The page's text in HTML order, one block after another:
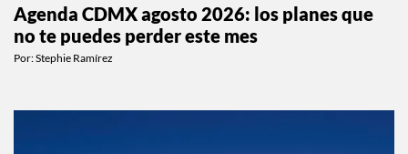
Agenda CDMX agosto 2026: los planes que
no te puedes perder este mes
Por:Stephie Ramírez